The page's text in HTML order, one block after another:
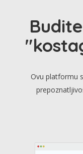
Ovu platformu